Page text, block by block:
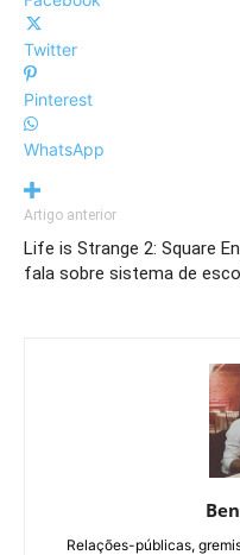
Twitter
Pinterest
WhatsApp
Artigo anterior
Life is Strange 2: Square
fala sobre sistema de
Relações-públicas,